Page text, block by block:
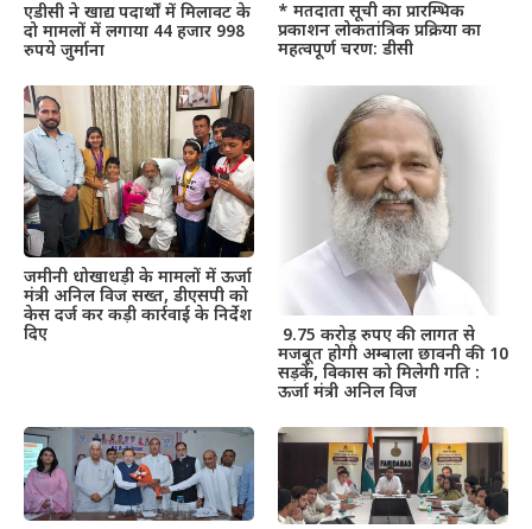
एडीसी ने खाद्य पदार्थों में मिलावट के
दो मामलों में लगाया 44 हजार 998
रुपये जुर्माना
* मतदाता सूची का प्रारम्भिक
प्रकाशन लोकतांत्रिक प्रक्रिया का
महत्वपूर्ण चरण: डीसी
जमीनी धोखाधड़ी के मामलों में ऊर्जा
मंत्री अनिल विज सख्त, डीएसपी को
केस दर्ज कर कड़ी कार्रवाई के निर्देश
दिए
9.75 करोड़ रुपए की लागत से
मजबूत होगी अम्बाला छावनी की 10
सड़कें, विकास को मिलेगी गति :
ऊर्जा मंत्री अनिल विज